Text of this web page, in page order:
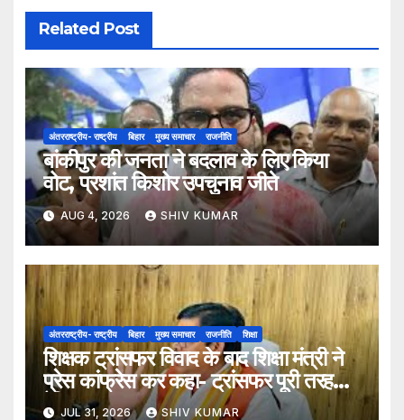
Related Post
अंतरराष्ट्रीय- राष्ट्रीय बिहार मुख्य समाचार राजनीति
बांकीपुर की जनता ने बदलाव के लिए किया
वोट, प्रशांत किशोर उपचुनाव जीते
AUG 4, 2026 SHIV KUMAR
अंतरराष्ट्रीय- राष्ट्रीय बिहार मुख्य समाचार राजनीति शिक्षा
शिक्षक ट्रांसफर विवाद के बाद शिक्षा मंत्री ने
प्रेस कांफ्रेस कर कहा- ट्रांसफर पूरी तरह
ऐच्छिक
JUL 31, 2026 SHIV KUMAR